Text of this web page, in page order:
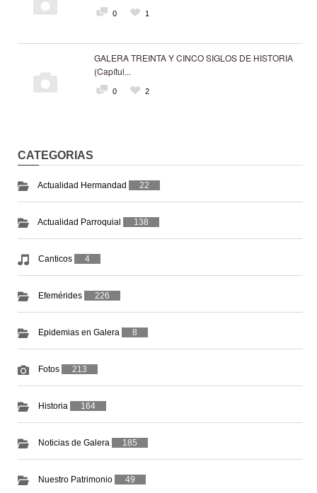
0 1
GALERA TREINTA Y CINCO SIGLOS DE HISTORIA
(Capítul...
0 2
CATEGORIAS
Actualidad Hermandad 22
Actualidad Parroquial 138
Canticos 4
Efemérides 226
Epidemias en Galera 8
Fotos 213
Historia 164
Noticias de Galera 185
Nuestro Patrimonio 49